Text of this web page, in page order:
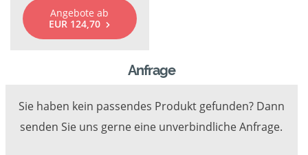
Angebote ab
EUR 124,70
Anfrage
Sie haben kein passendes Produkt gefunden? Dann
senden Sie uns gerne eine unverbindliche Anfrage.